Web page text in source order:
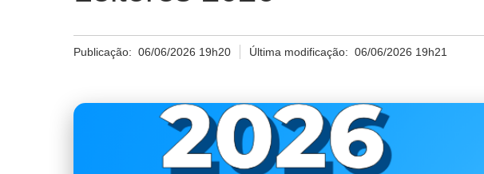
Publicação: 06/06/2026 19h20 Última modificação:06/06/2026 19h21